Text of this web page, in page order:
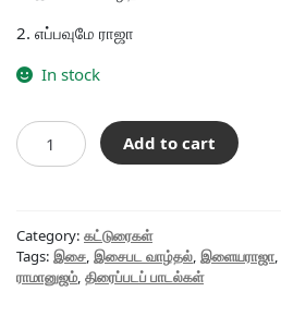
2. எப்பவுமே ராஜா
In stock
டாக்டர்
ஜி.
புதிய
நூல்கள்
quantity
Add to cart
Category: கட்டுரைகள்
Tags: இசை, இசைபட வாழ்தல், இளையராஜா,
ராமானுஜம், திரைப்படப் பாடல்கள்